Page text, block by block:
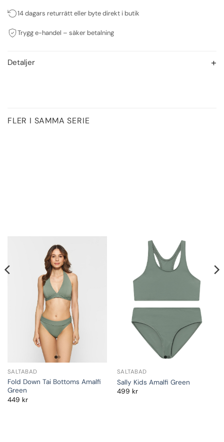
14 dagars returrätt eller byte direkt i butik
Trygg e-handel – säker betalning
Detaljer
FLER I SAMMA SERIE
SALTABAD
Fold Down Tai Bottoms Amalfi
Green
449 kr
SALTABAD
Sally Kids Amalfi Green
499 kr